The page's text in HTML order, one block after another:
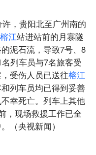
，贵阳北至广州南的
榕江站进站前的月寨隧
泥石流，导致7号、8
列车员与7名旅客受
受伤人员已送往榕江
列车员均已得到妥善
幸死亡。列车上其他
，现场救援工作已全
（央视新闻）